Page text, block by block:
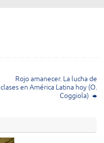
Rojo amanecer. La lucha de
clases en América Latina hoy (O.
Coggiola)